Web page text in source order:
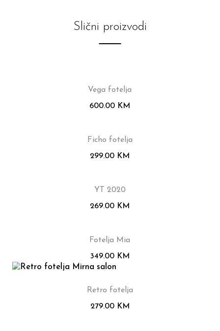
Slični proizvodi
Vega fotelja
600.00 KM
Ficho fotelja
299.00 KM
YT 2020
269.00 KM
Fotelja Mia
349.00 KM
Retro fotelja
279.00 KM